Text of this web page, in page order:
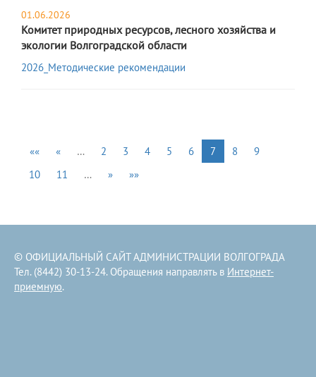
01.06.2026
Комитет природных ресурсов, лесного хозяйства и
экологии Волгоградской области
2026_Методические рекомендации
«« « … 2 3 4 5 6 7 8
9
10
11 … » »»
© ОФИЦИАЛЬНЫЙ САЙТ АДМИНИСТРАЦИИ ВОЛГОГРАДА
Тел. (8442) 30-13-24. Обращения направлять в Интернет-
приемную.